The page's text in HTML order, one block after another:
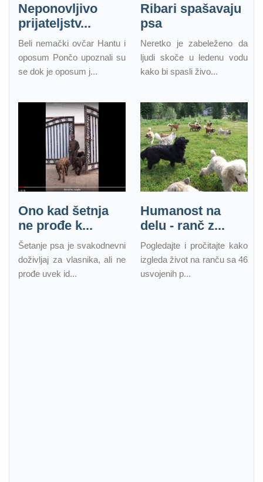
Neponovljivo
prijateljstv...
Beli nemački ovčar Hantu i
oposum Pončo upoznali su
se dok je oposum j...
Ribari spašavaju
psa
Neretko je zabeleženo da
ljudi skoče u ledenu vodu
kako bi spasli živo...
Ono kad šetnja
ne prođe k...
Šetanje psa je svakodnevni
doživljaj za vlasnika, ali ne
prođe uvek id...
Humanost na
delu - ranč z...
Pogledajte i pročitajte kako
izgleda život na ranču sa 46
usvojenih p...